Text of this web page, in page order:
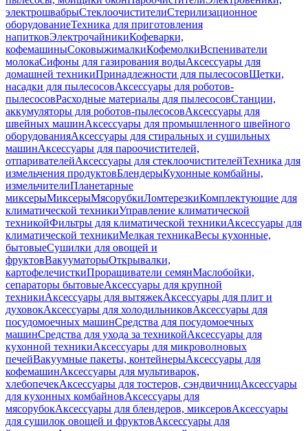
электрошвабрыСтеклоочистителиСтерилизационное
оборудованиеТехника для приготовления
напитковЭлектрочайникиКофеварки,
кофемашиныСоковыжималкиКофемолкиВспениватели
молокаСифоны для газирования водыАксессуары для
домашней техникиПринадлежности для пылесосовЩетки,
насадки для пылесосовАксессуары для роботов-
пылесосовРасходные материалы для пылесосовСтанции,
аккумуляторы для роботов-пылесосовАксессуары для
швейных машинАксессуары для промышленного швейного
оборудованияАксессуары для стиральных и сушильных
машинАксессуары для пароочистителей,
отпаривателейАксессуары для стеклоочистителейТехника для
измельчения продуктовБлендерыКухонные комбайны,
измельчителиПланетарные
миксерыМиксерыМясорубкиЛомтерезкиКомплектующие для
климатической техникиУправление климатической
техникойФильтры для климатической техникиАксессуары для
климатической техникиМелкая техникаВесы кухонные,
бытовыеСушилки для овощей и
фруктовВакууматорыОткрывалки,
картофелечисткиПроращиватели семянМаслобойки,
сепараторы бытовыеАксессуары для крупной
техникиАксессуары для вытяжекАксессуары для плит и
духовокАксессуары для холодильниковАксессуары для
посудомоечных машинСредства для посудомоечных
машинСредства для ухода за техникойАксессуары для
кухонной техникиАксессуары для микроволновых
печейВакуумные пакеты, контейнерыАксессуары для
кофемашинАксессуары для мультиварок,
хлебопечекАксессуары для тостеров, сэндвичницАксессуары
для кухонных комбайновАксессуары для
мясорубокАксессуары для блендеров, миксеровАксессуары
для сушилок овощей и фруктовАксессуары для